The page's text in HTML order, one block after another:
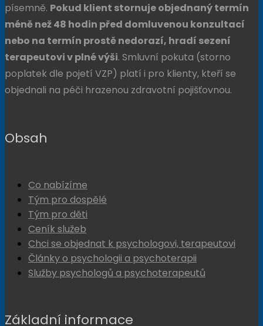
písemně. Pokud klient stornuje objednaný termín
méně než 48 hodin před domluvenou konzultací
nebo na termín prostě nedorazí, hradí sezení
terapeutovi v plné výši. Smluvní pokuta (storno
poplatek dle pojetí VZP) platí i pro klienty, kteří se
objednali na péči hrazenou zdravotní pojišťovnou.
Obsah
Co nabízíme
Tým pro dospělé
Tým pro děti
Ceník služeb
Chci se objednat k psychologovi, terapeutovi
Články o psychologii a psychoterapii
Služby psychologů a psychoterapeutů
Základní informace